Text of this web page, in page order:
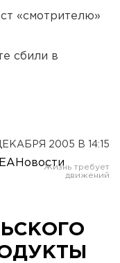
«смотрителю»
сбили в
2005 В 14:15
ЕАНовости